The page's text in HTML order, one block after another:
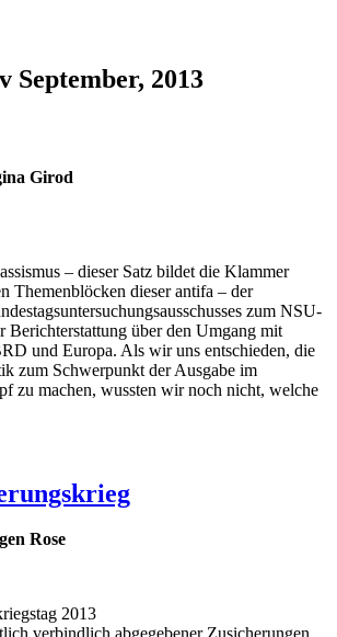
September, 2013
Girod
– dieser Satz bildet die Klammer
Themenblöcken dieser antifa – der
zum NSU-
Berichterstattung über den Umgang mit
und Europa. Als wir uns entschieden, die
zum Schwerpunkt der Ausgabe im
zu machen, wussten wir noch nicht, welche
Rose
2013